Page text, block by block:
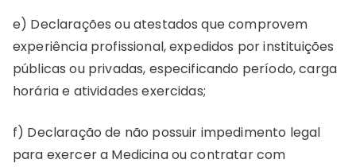
e) Declarações ou atestados que comprovem
experiência profissional, expedidos por instituições
públicas ou privadas, especificando período, carga
horária e atividades exercidas;
f) Declaração de não possuir impedimento legal
para exercer a Medicina ou contratar com